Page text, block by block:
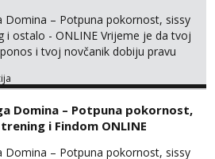
Domina – Potpuna pokornost, sissy
i ostalo - ONLINE Vrijeme je da tvoj
i tvoj novčanik dobiju pravu
preuzima potpunu kontrolu nad
ozbiljni, solventni i poslušni subovi
za strogim zapovijedima, sissy
(rublje, elegancija) i
Domina – Potpuna pokornost,
i Findom ONLINE
Domina – Potpuna pokornost, sissy